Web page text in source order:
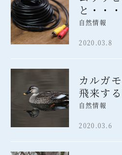
と・・・
自然情報
2020.03.8
カルガ
飛来す
自然情報
2020.03.6